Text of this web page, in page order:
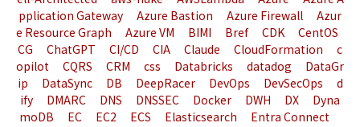
pplication Gateway
Azure Bastion Azure Firewall
Azur
e Resource Graph
Azure VM BIMI Bref CDK
CentOS
CG
ChatGPT CI/CD CIA Claude CloudFormation
c
opilot
CQRS CRM css Databricks datadog
DataGr
ip
DataSync DB DeepRacer DevOps DevSecOps
d
ify
DMARC DNS DNSSEC Docker DWH DX
Dyna
moDB
EC EC2 ECS Elasticsearch
Entra Connect